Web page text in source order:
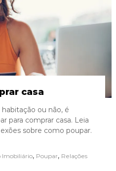
casa
ou não, é
para comprar casa. Leia
sobre como poupar.
Imobiliário, Poupar, Relações